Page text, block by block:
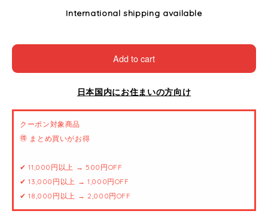
International shipping available
Add to cart
日本国内にお住まいの方向け
クーポン対象商品
🉐 まとめ買いがお得
✔ 11,000円以上 → 500円OFF
✔ 13,000円以上 → 1,000円OFF
✔ 18,000円以上 → 2,000円OFF